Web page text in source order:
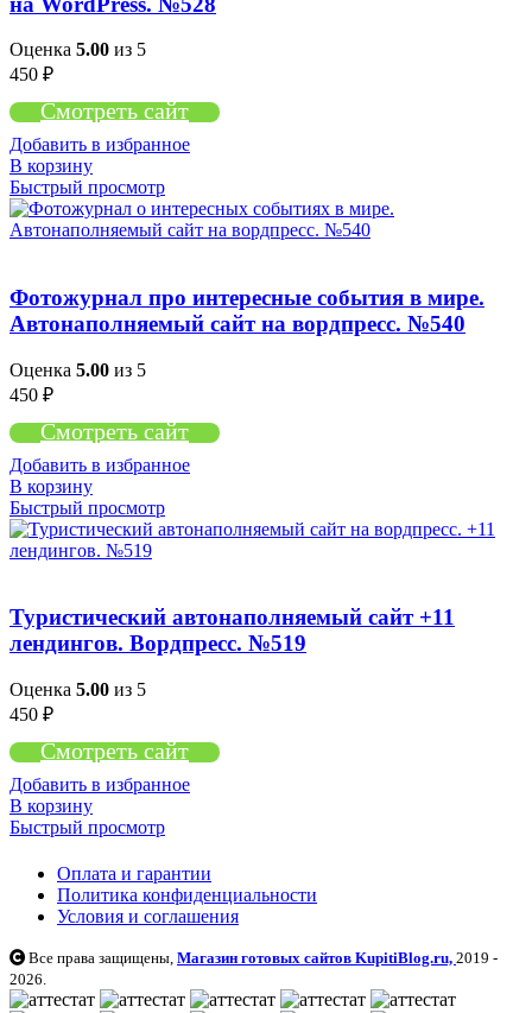
Оценка 5.00 из 5
450 ₽
Смотреть сайт
Добавить в избранное
В корзину
Быстрый просмотр
Фотожурнал про интересные события в мире.
Автонаполняемый сайт на вордпресс. №540
Оценка 5.00 из 5
450 ₽
Смотреть сайт
Добавить в избранное
В корзину
Быстрый просмотр
Туристический автонаполняемый сайт +11
лендингов. Вордпресс. №519
Оценка 5.00 из 5
450 ₽
Смотреть сайт
Добавить в избранное
В корзину
Быстрый просмотр
Оплата и гарантии
Политика конфиденциальности
Условия и соглашения
Все права защищены, Магазин готовых сайтов KupitiBlog.ru, 2019 -
2026.